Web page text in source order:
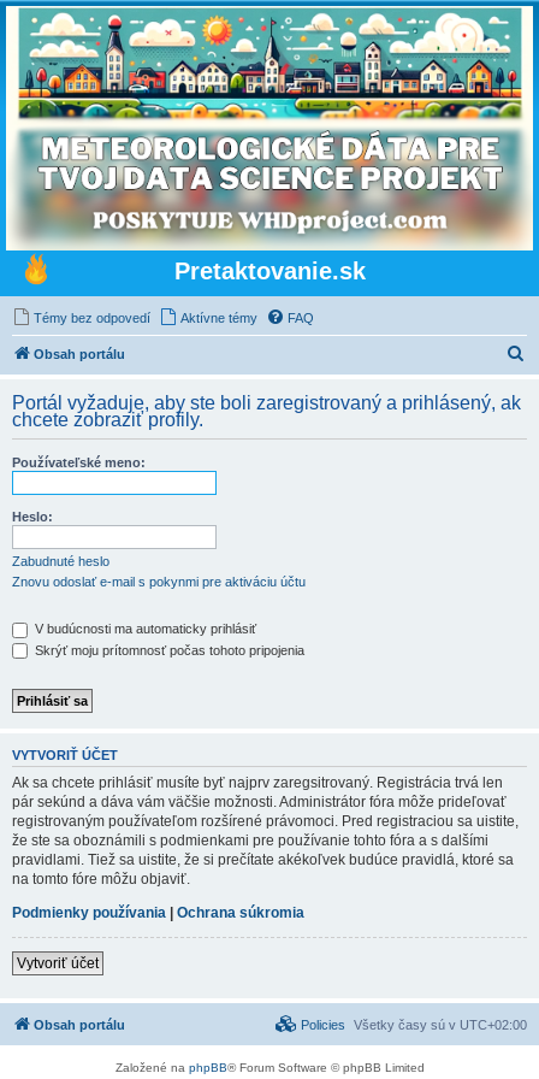
Pretaktovanie.sk
Témy bez odpovedí Aktívne témy FAQ
Obsah portálu
d
Portál vyžaduje, aby ste boli zaregistrovaný a prihlásený, ak
chcete zobraziť profily.
Používateľské meno:
Heslo:
Zabudnuté heslo
Znovu odoslať e-mail s pokynmi pre aktiváciu účtu
V budúcnosti ma automaticky prihlásiť
Skrýť moju prítomnosť počas tohoto pripojenia
VYTVORIŤ ÚČET
Ak sa chcete prihlásiť musíte byť najprv zaregsitrovaný. Registrácia trvá len
pár sekúnd a dáva vám väčšie možnosti. Administrátor fóra môže prideľovať
registrovaným používateľom rozšírené právomoci. Pred registraciou sa uistite,
že ste sa oboznámili s podmienkami pre používanie tohto fóra a s dalšími
pravidlami. Tiež sa uistite, že si prečítate akékoľvek budúce pravidlá, ktoré sa
na tomto fóre môžu objaviť.
Podmienky používania | Ochrana súkromia
Vytvoriť účet
Obsah portálu Všetky časy sú v UTC+02:00
Policies
Založené na phpBB® Forum Software © phpBB Limited